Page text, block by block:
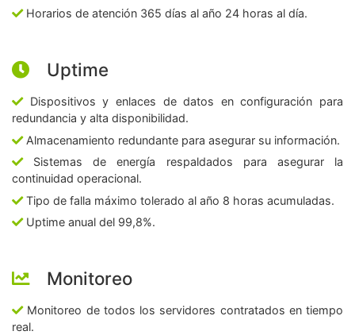
Horarios de atención 365 días al año 24 horas al día.
Uptime
Dispositivos y enlaces de datos en configuración para
redundancia y alta disponibilidad.
Almacenamiento redundante para asegurar su información.
Sistemas de energía respaldados para asegurar la
continuidad operacional.
Tipo de falla máximo tolerado al año 8 horas acumuladas.
Uptime anual del 99,8%.
Monitoreo
Monitoreo de todos los servidores contratados en tiempo
real.